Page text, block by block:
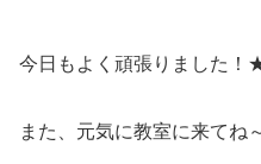
今日もよく頑張りました！
また、元気に教室に来てね